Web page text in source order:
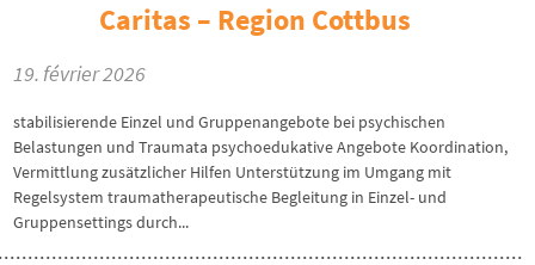
Caritas – Region Cottbus
19. février 2026
stabilisierende Einzel und Gruppenangebote bei psychischen
Belastungen und Traumata psychoedukative Angebote Koordination,
Vermittlung zusätzlicher Hilfen Unterstützung im Umgang mit
Regelsystem traumatherapeutische Begleitung in Einzel- und
Gruppensettings durch...